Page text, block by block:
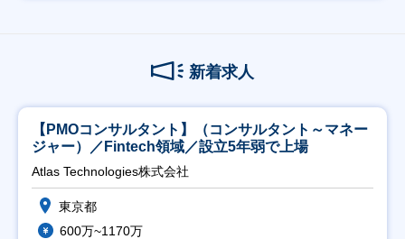
新着求人
【PMOコンサルタント】（コンサルタント～マネー
ジャー）／Fintech領域／設立5年弱で上場
Atlas Technologies株式会社
東京都
600万~1170万